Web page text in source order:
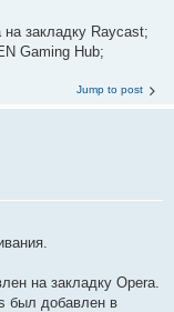
закладку Raycast;
Gaming Hub;
Jump to post
на закладку Opera.
был добавлен в